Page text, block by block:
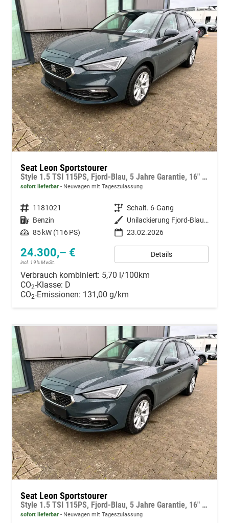
Seat Leon Sportstourer
Style 1.5 TSI 115PS, Fjord-Blau, 5 Jahre Garantie, 16" ALU, MATRIX-LED, Privacy-Glas, Winter-Paket, 3-Zonen-Climatronic, ParkAssist, Parksensoren v/h, Rückfahrkamera, Radio 10,4" + Full-Link, Tempomat, M-Lederlenkrad, variabler Ladeboden
sofort lieferbar Neuwagen mit Tageszulassung
Fahrzeugnummer 1181021 Getriebe Schalt. 6-Gang
Kraftstoff Benzin Außenfarbe
Unilackierung Fjord-Blau (Vermerk: hohe Lackempfindlichkeit!)
Leistung 85 kW (116 PS) 23.02.2026
24.300,– €
incl. 19% MwSt.
Details
Verbrauch kombiniert: 5,70 l/100km
CO2-Klasse: D
CO2-Emissionen: 131,00 g/km
Seat Leon Sportstourer
Style 1.5 TSI 115PS, Fjord-Blau, 5 Jahre Garantie, 16" ALU, MATRIX-LED, Privacy-Glas, Winter-Paket, 3-Zonen-Climatronic, ParkAssist, Parksensoren v/h, Rückfahrkamera, Radio 10,4" + Full-Link, Tempomat, M-Lederlenkrad, variabler Ladeboden
sofort lieferbar Neuwagen mit Tageszulassung